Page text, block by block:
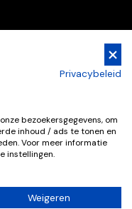
Privacybeleid
bezoekersgegevens, om
inhoud / ads te tonen en
Voor meer informatie
instellingen.
Weigeren